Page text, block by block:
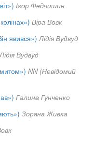
Ігор Федчишин
Віра Вовк
явився») Лідія Вудвуд
Лідія Вудвуд
NN (Невідомий
Галина Гунченко
Зоряна Живка